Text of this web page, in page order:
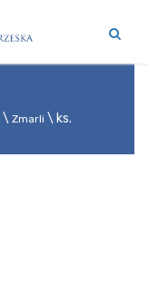
Zmarli
ks.